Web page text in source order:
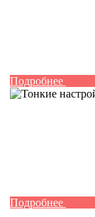
Подробнее
Подробнее